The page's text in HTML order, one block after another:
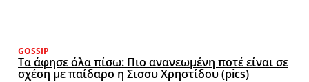
GOSSIP
Τα άφησε όλα πίσω: Πιο ανανεωμένη ποτέ είναι σε
σχέση με παίδαρο η Σισσυ Χρηστίδου (pics)